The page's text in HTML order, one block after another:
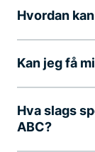
Hvordan
Kan jeg få
Hva slags
ABC?